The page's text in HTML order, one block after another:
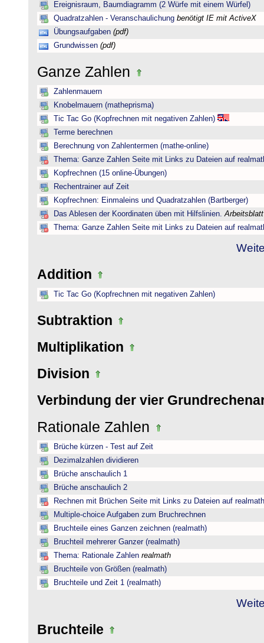
Ereignisraum, Baumdiagramm (2 Würfe mit einem Würfel)
Quadratzahlen - Veranschaulichung benötigt IE mit ActiveX
Übungsaufgaben (pdf)
Grundwissen (pdf)
Ganze Zahlen
Zahlenmauern
Knobelmauern (matheprisma)
Tic Tac Go (Kopfrechnen mit negativen Zahlen)
Terme berechnen
Berechnung von Zahlentermen (mathe-online)
Thema: Ganze Zahlen Seite mit Links zu Dateien auf
Kopfrechnen (15 online-Übungen)
Rechentrainer auf Zeit
Kopfrechnen: Einmaleins und Quadratzahlen (Bartberger)
Das Ablesen der Koordinaten üben mit Hilfslinien.
Thema: Ganze Zahlen Seite mit Links zu Dateien auf
Addition
Tic Tac Go (Kopfrechnen mit negativen Zahlen)
Subtraktion
Multiplikation
Division
Verbindung der vier
Rationale Zahlen
Brüche kürzen - Test auf Zeit
Dezimalzahlen dividieren
Brüche anschaulich 1
Brüche anschaulich 2
Rechnen mit Brüchen Seite mit Links zu Dateien auf
Multiple-choice Aufgaben zum Bruchrechnen
Bruchteile eines Ganzen zeichnen (realmath)
Bruchteil mehrerer Ganzer (realmath)
Thema: Rationale Zahlen realmath
Bruchteile von Größen (realmath)
Bruchteile und Zeit 1 (realmath)
Bruchteile